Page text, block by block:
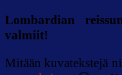
Lombardian
valmiit!
Mitään kuvatekstejä